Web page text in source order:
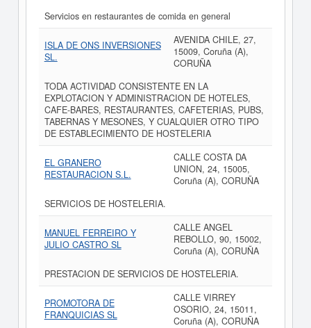
Servicios en restaurantes de comida en general
ISLA DE ONS INVERSIONES
SL.
AVENIDA CHILE, 27,
15009, Coruña (A),
CORUÑA
TODA ACTIVIDAD CONSISTENTE EN LA
EXPLOTACION Y ADMINISTRACION DE HOTELES,
CAFE-BARES, RESTAURANTES, CAFETERIAS, PUBS,
TABERNAS Y MESONES, Y CUALQUIER OTRO TIPO
DE ESTABLECIMIENTO DE HOSTELERIA
EL GRANERO
RESTAURACION S.L.
CALLE COSTA DA
UNION, 24, 15005,
Coruña (A), CORUÑA
SERVICIOS DE HOSTELERIA.
MANUEL FERREIRO Y
JULIO CASTRO SL
CALLE ANGEL
REBOLLO, 90, 15002,
Coruña (A), CORUÑA
PRESTACION DE SERVICIOS DE HOSTELERIA.
PROMOTORA DE
FRANQUICIAS SL
CALLE VIRREY
OSORIO, 24, 15011,
Coruña (A), CORUÑA